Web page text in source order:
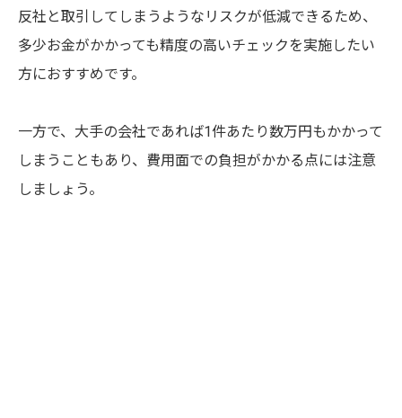
反社と取引してしまうようなリスクが低減できるため、
多少お金がかかっても精度の高いチェックを実施したい
方におすすめです。
一方で、大手の会社であれば1件あたり数万円もかかって
しまうこともあり、費用面での負担がかかる点には注意
しましょう。